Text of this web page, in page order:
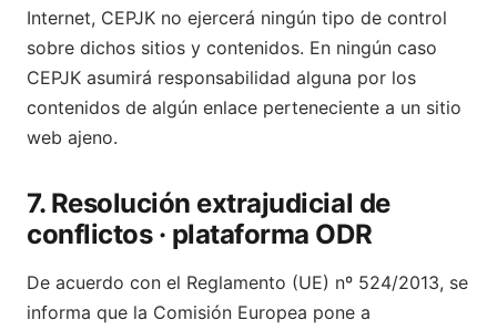
Internet, CEPJK no ejercerá ningún tipo de control
sobre dichos sitios y contenidos. En ningún caso
CEPJK asumirá responsabilidad alguna por los
contenidos de algún enlace perteneciente a un sitio
web ajeno.
7. Resolución extrajudicial de
conflictos · plataforma ODR
De acuerdo con el Reglamento (UE) nº 524/2013, se
informa que la Comisión Europea pone a